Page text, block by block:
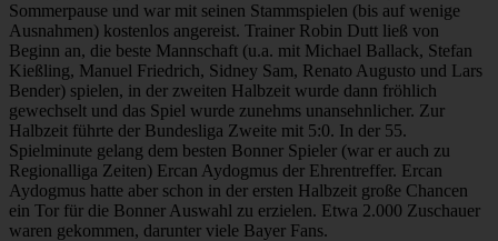
Sommerpause und war mit seinen Stammspielen (bis auf wenige
Ausnahmen) kostenlos angereist. Trainer Robin Dutt ließ von
Beginn an, die beste Mannschaft (u.a. mit Michael Ballack, Stefan
Kießling, Manuel Friedrich, Sidney Sam, Renato Augusto und Lars
Bender) spielen, in der zweiten Halbzeit wurde dann fröhlich
gewechselt und das Spiel wurde zunehms unansehnlicher. Zur
Halbzeit führte der Bundesliga Zweite mit 5:0. In der 55.
Spielminute gelang dem besten Bonner Spieler (war er auch zu
Regionalliga Zeiten) Ercan Aydogmus der Ehrentreffer. Ercan
Aydogmus hatte aber schon in der ersten Halbzeit große Chancen
ein Tor für die Bonner Auswahl zu erzielen. Etwa 2.000 Zuschauer
waren gekommen, darunter viele Bayer Fans.